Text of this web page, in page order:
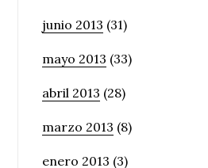
junio 2013 (31)
mayo 2013 (33)
abril 2013 (28)
marzo 2013 (8)
enero 2013 (3)